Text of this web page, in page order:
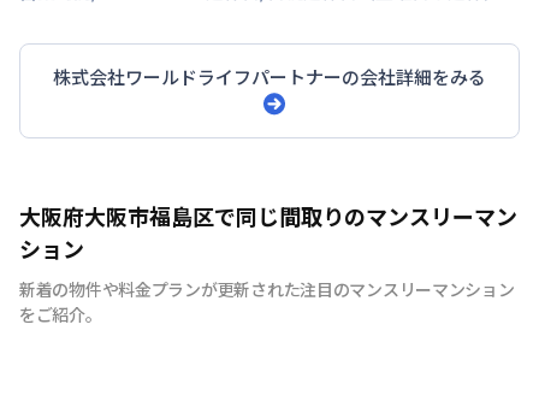
株式会社ワールドライフパートナーの会社詳細をみる
大阪府大阪市福島区で同じ間取りのマンスリーマン
ション
新着の物件や料金プランが更新された注目のマンスリーマンション
をご紹介。